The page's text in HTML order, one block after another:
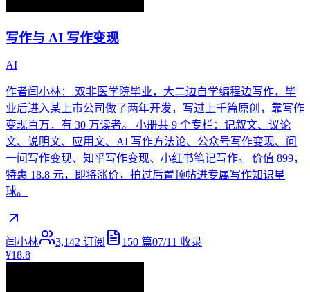
写作与 AI 写作变现
AI
作者闫小林： 双非医学院毕业，大二边自学编程边写作，毕
业后进入某上市公司做了两年开发，写过上千篇原创，靠写作
变现百万，有 30 万读者。 小册共 9 个专栏：记叙文、议论
文、说明文、应用文、AI 写作方法论、公众号写作变现、问
一问写作变现、知乎写作变现、小红书笔记写作。 价值 899，
特惠 18.8 元，即将涨价，拍过后置顶帖进专属写作知识星
球。
闫小林 3,142 订阅 150 篇07/11 收录
¥18.8